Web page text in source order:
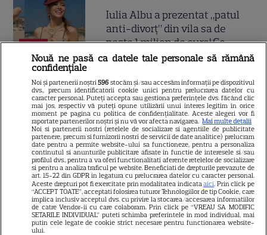
10
Iulia Albu a prezentat „patul
anti-divorț” din vila sa de
peste 1 milion de euro! Ce
spune designerul despre piesa
te cerți”
7
VEDETE ROMÂNEŞTI
Teo Trandafir, despre viața
după ce fiica ei, Maia, a plecat
de acasă: „Legătura dintre noi
nu ne-o ia nimeni”
VEDETE ROMÂNEŞTI
Nouă ne pasă ca datele tale personale să rămână
confidențiale
Noi și partenerii noștri596 stocăm și/sau accesăm informații pe dispozitivul
dvs., precum identificatorii cookie unici pentru prelucrarea datelor cu
caracter personal. Puteți accepta sau gestiona preferințele dvs. făcând clic
mai jos, respectiv vă puteți opune utilizării unui interes legitim în orice
moment pe pagina cu politica de confidențialitate. Aceste alegeri vor fi
raportate partenerilor noștri și nu vă vor afecta navigarea. Mai multe detalii
Noi si partenerii nostri (retelele de socializare si agentiile de publicitate
partenere, precum si furnizorii nostri de servicii de date analitice) prelucram
date pentru a permite website-ului sa functioneze, pentru a personaliza
continutul si anunturile publicitare afisate in functie de interesele si/sau
profilul dvs., pentru a va oferi functionalitati aferente retelelor de socializare
si pentru a analiza traficul pe website. Beneficiati de drepturile prevazute de
art. 15-22 din GDPR in legatura cu prelucrarea datelor cu caracter personal.
Aceste drepturi pot fi exercitate prin modalitatea indicataaici. Prin click pe
“ACCEPT TOATE”, acceptati folosirea tuturor Tehnologiilor de tip Cookie, care
implica inclusiv acceptul dvs. cu privire la stocarea/accesarea informatiilor
de catre Vendor-ii cu care colaboram. Prin click pe “VREAU SA MODIFIC
SETARILE INDIVIDUAL” puteti schimba preferintele in mod individual, mai
putin cele legate de cookie strict necesare pentru functionarea website-
ului.